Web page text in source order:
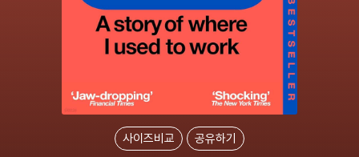
사이즈비교 공유하기